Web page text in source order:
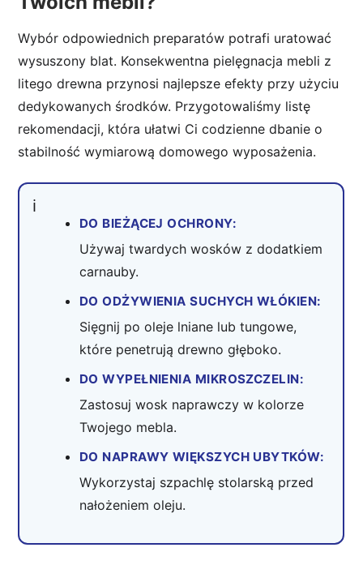
Wybór odpowiednich preparatów potrafi uratować
wysuszony blat. Konsekwentna pielęgnacja mebli z
litego drewna przynosi najlepsze efekty przy użyciu
dedykowanych środków. Przygotowaliśmy listę
rekomendacji, która ułatwi Ci codzienne dbanie o
stabilność wymiarową domowego wyposażenia.
DO BIEŻĄCEJ OCHRONY:
Używaj twardych wosków z dodatkiem
carnauby.
DO ODŻYWIENIA SUCHYCH WŁÓKIEN:
Sięgnij po oleje lniane lub tungowe,
które penetrują drewno głęboko.
DO WYPEŁNIENIA MIKROSZCZELIN:
Zastosuj wosk naprawczy w kolorze
Twojego mebla.
DO NAPRAWY WIĘKSZYCH UBYTKÓW:
Wykorzystaj szpachlę stolarską przed
nałożeniem oleju.